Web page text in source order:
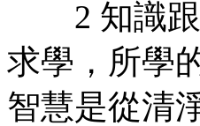
2 知識跟
求學，所學
智慧是從清